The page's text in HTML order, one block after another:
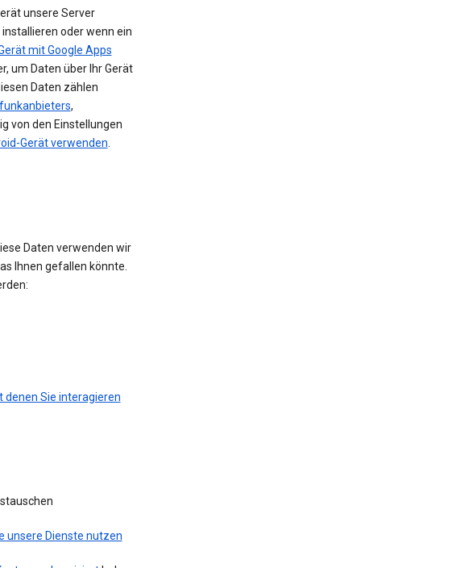
unsere Server
oder wenn ein
mit Google Apps
um Daten über Ihr Gerät
Daten zählen
,
von den Einstellungen
Gerät verwenden.
Daten verwenden wir
Ihnen gefallen könnte.
denen Sie interagieren
unsere Dienste nutzen